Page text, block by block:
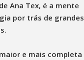
Ana Tex, é a mente
por trás de grandes
e mais completa